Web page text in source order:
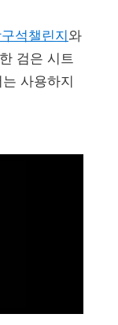
석챌린지 와
검은 시트
사용하지